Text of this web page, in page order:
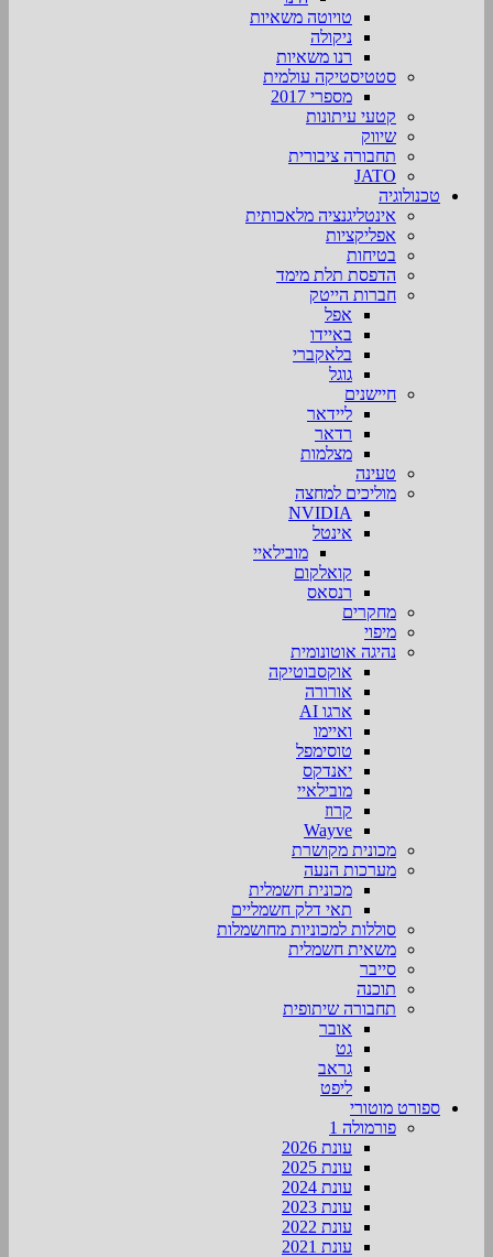
טויוטה משאיות
ניקולה
רנו משאיות
סטטיסטיקה עולמית
מספרי 2017
קטעי עיתונות
שיווק
תחבורה ציבורית
JATO
טכנולוגיה
אינטליגנציה מלאכותית
אפליקציות
בטיחות
הדפסת תלת מימד
חברות הייטק
אפל
באיידו
בלאקברי
גוגל
חיישנים
ליידאר
רדאר
מצלמות
טעינה
מוליכים למחצה
NVIDIA
אינטל
מובילאיי
קואלקום
רנסאס
מחקרים
מיפוי
נהיגה אוטונומית
אוקסבוטיקה
אורורה
ארגו AI
ואיימו
טוסימפל
יאנדקס
מובילאיי
קרוז
Wayve
מכונית מקושרת
מערכות הנעה
מכונית חשמלית
תאי דלק חשמליים
סוללות למכוניות מחושמלות
משאית חשמלית
סייבר
תוכנה
תחבורה שיתופית
אובר
גט
גראב
ליפט
ספורט מוטורי
פורמולה 1
עונת 2026
עונת 2025
עונת 2024
עונת 2023
עונת 2022
עונת 2021